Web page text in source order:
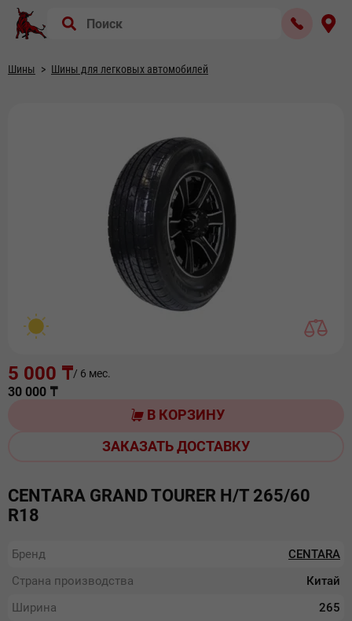
Шины Шины для легковых автомобилей
5 000 ₸/ 6 мес.
30 000 ₸
В КОРЗИНУ
ЗАКАЗАТЬ ДОСТАВКУ
CENTARA GRAND TOURER H/T 265/60
R18
Бренд
CENTARA
Страна производства
Китай
Ширина
265